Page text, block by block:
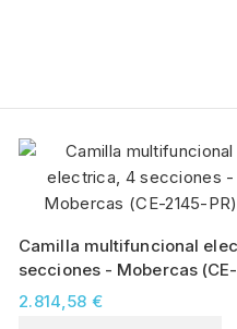
Camilla multifuncional
secciones - Mobercas (CE-
2.814,58 €